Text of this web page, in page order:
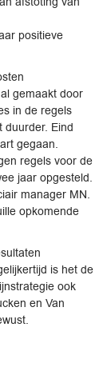
positieve
gemaakt door
in de regels
duurder. Eind
gegaan.
regels voor de
jaar opgesteld.
manager MN.
opkomende
is het de
ook
en Van